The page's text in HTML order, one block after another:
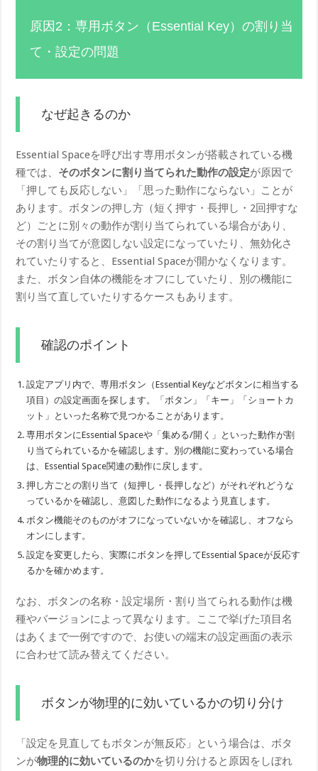
原因2：専用ボタン（Essential Key）の割り当
て・設定の問題
なぜ起きるのか
Essential Spaceを呼び出す専用ボタンが搭載されている機
種では、 そのボタンに割り当てられた動作の設定が原因で
「押しても反応しない」「思った動作にならない」ことが
あります。ボタンの押し方（短く押す・長押し・2回押すな
ど）ごとに別々の動作が割り当てられている場合があり、
その割り当てが意図しない設定になっていたり、無効化さ
れていたりすると、Essential Spaceが開かなくなります。
また、ボタン自体の機能をオフにしていたり、別の機能に
割り当て直していたりするケースもあります。
確認のポイント
設定アプリ内で、専用ボタン（Essential Keyなどボタンに相当する
項目）の設定画面を探します。「ボタン」「キー」「ショートカ
ット」といった名称で見つかることがあります。
専用ボタンにEssential Spaceや「集める/開く」といった動作が割
り当てられているかを確認します。別の機能に変わっている場合
は、Essential Space関連の動作に戻します。
押し方ごとの割り当て（短押し・長押しなど）がそれぞれどうな
っているかを確認し、意図した動作になるよう見直します。
ボタン機能そのものがオフになっていないかを確認し、オフなら
オンにします。
設定を変更したら、実際にボタンを押してEssential Spaceが反応す
るかを確かめます。
なお、ボタンの名称・設定場所・割り当てられる動作は機
種やバージョンによって異なります。ここで挙げた項目名
はあくまで一例ですので、お使いの端末の設定画面の表示
に合わせて読み替えてください。
ボタンが物理的に効いているかの切り分け
「設定を見直してもボタンが無反応」という場合は、ボタ
ンが物理的に効いているのかを切り分けると原因をしぼれ